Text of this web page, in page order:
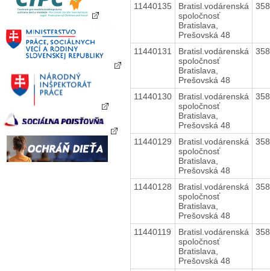
11440135
Bratisl.vodárenská
spoločnosť
Bratislava,
Prešovská 48
11440131
Bratisl.vodárenská
spoločnosť
Bratislava,
Prešovská 48
11440130
Bratisl.vodárenská
spoločnosť
Bratislava,
Prešovská 48
11440129
Bratisl.vodárenská
spoločnosť
Bratislava,
Prešovská 48
11440128
Bratisl.vodárenská
spoločnosť
Bratislava,
Prešovská 48
11440119
Bratisl.vodárenská
spoločnosť
Bratislava,
Prešovská 48